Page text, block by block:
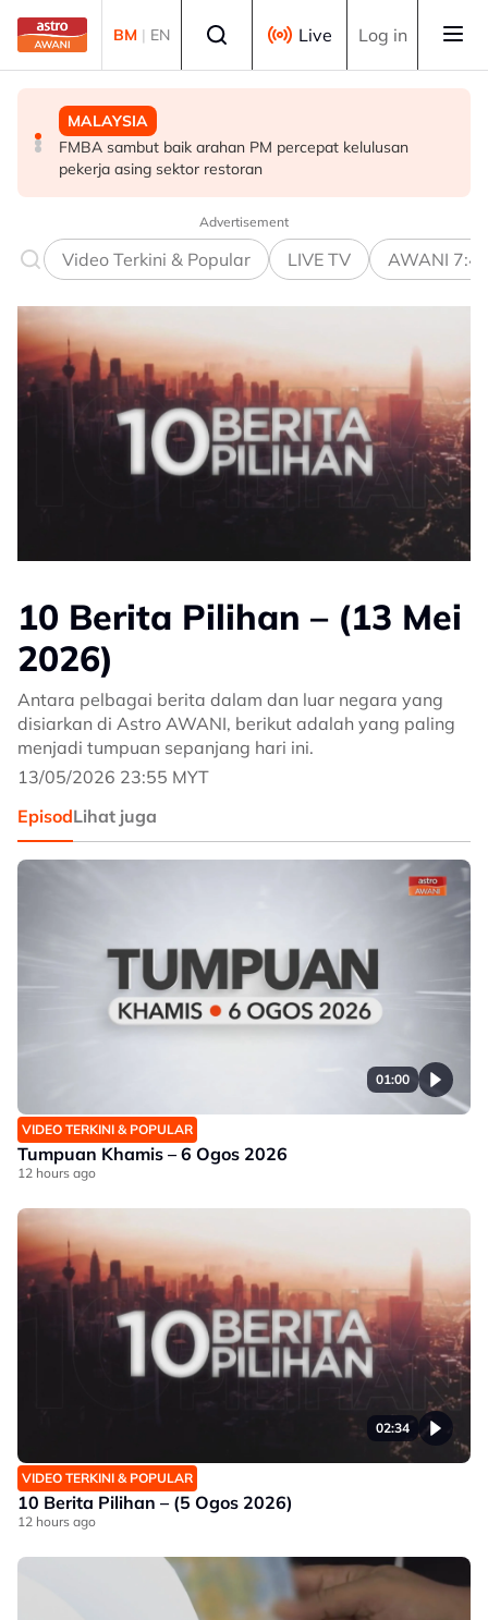
Skip to main content
BM | EN Live Log in
MALAYSIA
FMBA sambut baik arahan PM percepat kelulusan
pekerja asing sektor restoran
POLITIK
'Siapa akan pergi, siapa diperintah pergi? Tunggu dan
lihat'- Zahid
MALAYSIA
Operasi tren Kulai–Kempas Baru terjejas, kerja
pemulihan masih dijalankan
Advertisement
Video Terkini & Popular LIVE TV AWANI
10 Berita Pilihan – (13 Mei
2026)
Antara pelbagai berita dalam dan luar negara yang
disiarkan di Astro AWANI, berikut adalah yang paling
menjadi tumpuan sepanjang hari ini.
13/05/2026 23:55 MYT
EpisodLihat juga
01:00
VIDEO TERKINI & POPULAR
Tumpuan Khamis – 6 Ogos 2026
12 hours ago
02:34
VIDEO TERKINI & POPULAR
10 Berita Pilihan – (5 Ogos 2026)
12 hours ago